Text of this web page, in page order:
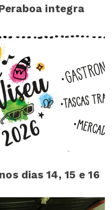
integra
dias 14, 15 e 16